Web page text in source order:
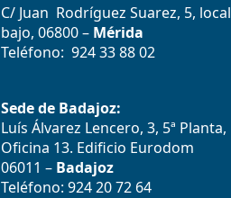
C/ Juan Rodríguez Suarez, 5, local
bajo, 06800 – Mérida
Teléfono: 924 33 88 02
Sede de Badajoz:
Luís Álvarez Lencero, 3, 5ª Planta,
Oficina 13. Edificio Eurodom
06011 – Badajoz
Teléfono: 924 20 72 64